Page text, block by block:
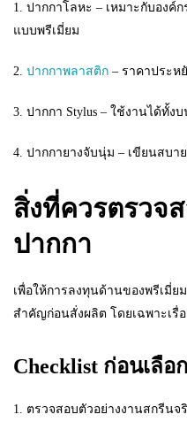
1. ปากกาโลหะ – เหมาะกับองค์
แบบพรีเมี่ยม
2. ปากกาพลาสติก – ราคาประห
3. ปากกา Stylus – ใช้งานได้ทั้
4. ปากกายางจับนุ่ม – เขียนสบา
สิ่งที่ควรตรวจ
ปากกา
เพื่อให้การลงทุนด้านของพรีเมี่
สำคัญก่อนสั่งผลิต โดยเฉพาะเ
Checklist ก่อนเลือ
1. ตรวจสอบตัวอย่างงานสกรีน